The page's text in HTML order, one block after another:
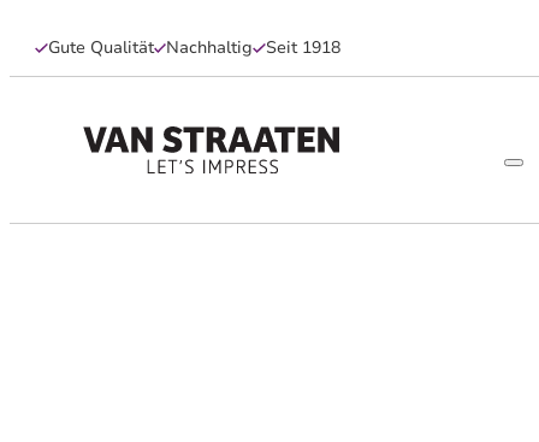
Gute Qualität Nachhaltig Seit 1918